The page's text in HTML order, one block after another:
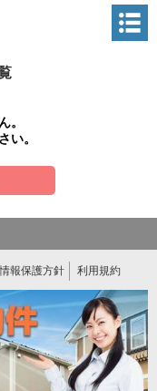
。
い。
報保護方針 利用規約